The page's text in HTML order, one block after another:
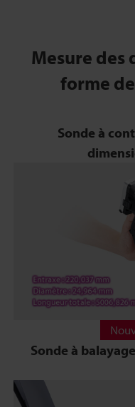
Mesure des
forme
Sonde à
Sonde à